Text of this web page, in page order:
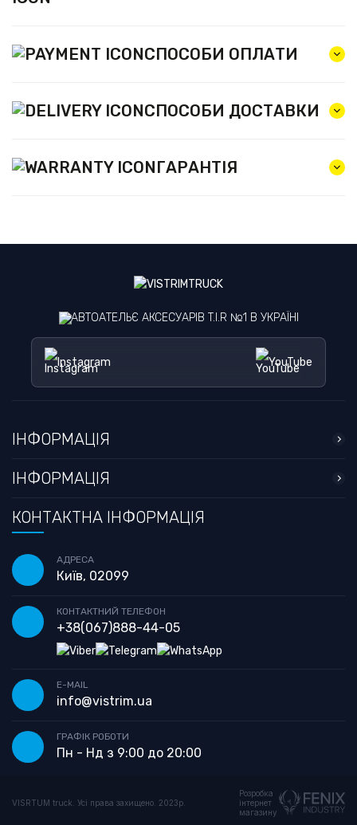
СПОСОБИ ОПЛАТИ
СПОСОБИ ДОСТАВКИ
ГАРАНТІЯ
АВТОАТЕЛЬЄ АКСЕСУАРІВ T.I.R №1 В УКРАЇНІ
Instagram YouTube
ІНФОРМАЦІЯ
ІНФОРМАЦІЯ
КОНТАКТНА ІНФОРМАЦІЯ
АДРЕСА
Київ, 02099
КОНТАКТНИЙ ТЕЛЕФОН
+38(067)888-44-05
E-MAIL
info@vistrim.ua
ГРАФІК РОБОТИ
Пн - Нд з 9:00 до 20:00
VISRTUM truck. Усі права захищено. 2023р.
Розробка
інтернет
магазину